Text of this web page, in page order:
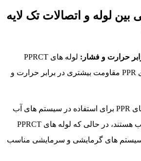
لوله و اتصالات تک لایه
حرارت و فشار :
لوله های PPRCT
نسبت به لوله های PPR مقاومت بیشتری در برابر حرارت و
لوله های PPR برای استفاده در سیستم های آب
گرم و سرد مناسب هستند، در حالی که لوله های PPRCT
سیستم های گرمایشی و سرمایشی مناسب